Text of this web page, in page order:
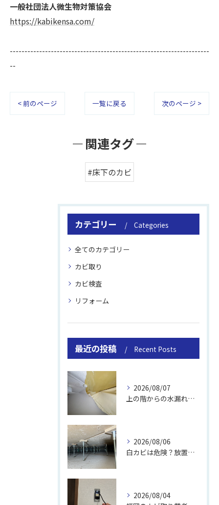
一般社団法人微生物対策協会
https://kabikensa.com/
--------------------------------------------------------------------
--
< 前のページ 一覧に戻る 次のページ >
関連タグ
#床下のカビ
カテゴリー Categories
全てのカテゴリー
カビ取り
カビ検査
リフォーム
最近の投稿 Recent Posts
2026/08/07
上の階からの水漏れでカビ｜対処法と業者
2026/08/06
白カビは危険？放置のリスクと取り方
2026/08/04